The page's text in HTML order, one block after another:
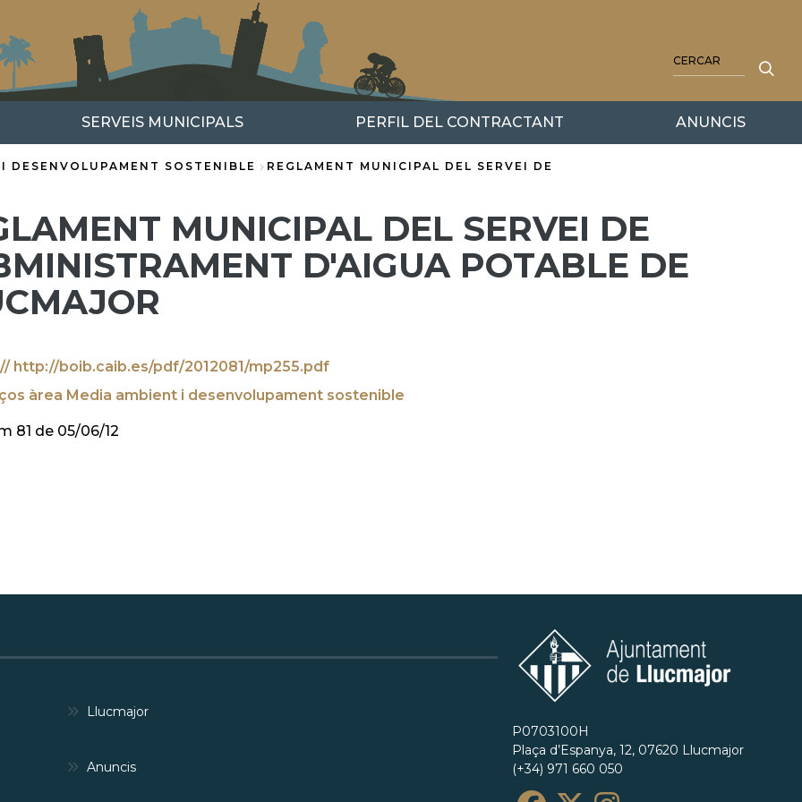
SERVEIS MUNICIPALS PERFIL DEL CONTRACTANT ANUNCIS
DESENVOLUPAMENT SOSTENIBLE REGLAMENT MUNICIPAL DEL SERVEI DE
MUNICIPAL DEL SERVEI DE
D'AIGUA POTABLE DE
http://boib.caib.es/pdf/2012081/mp255.pdf
àrea Media ambient i desenvolupament sostenible
81 de 05/06/12
Llucmajor
Anuncis
P0703100H
Plaça d’Espanya, 12, 07620 Llucmajor
(+34) 971 660 050